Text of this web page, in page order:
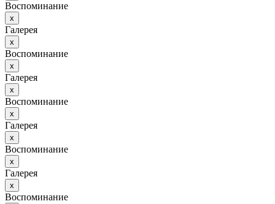
Воспоминание
х
Галерея
х
Воспоминание
х
Галерея
х
Воспоминание
х
Галерея
х
Воспоминание
х
Галерея
х
Воспоминание